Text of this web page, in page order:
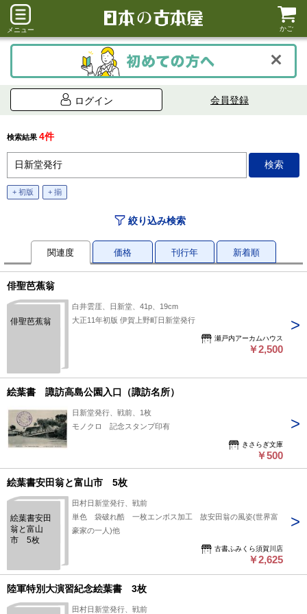
メニュー かご
ログイン 会員登録
検索結果 4件
+ 初版 + 揃
絞り込み検索
関連度 価格 刊行年 新着順
俳聖芭蕉翁
俳聖芭蕉翁
白井雲厓、日新堂、41p、19cm
大正11年初版 伊賀上野町日新堂発行
瀬戸内アーカムハウス
￥2,500
絵葉書 諏訪高島公園入口（諏訪名所）
日新堂発行、戦前、1枚
モノクロ 記念スタンプ印有
きさらぎ文庫
￥500
絵葉書安田翁と富山市 5枚
絵葉書安田
翁と富山
市 5枚
田村日新堂発行、戦前
単色 袋破れ酷 一枚エンボス加工 故安田翁の風姿(世界富
豪家の一人)他
古書ふみくら須賀川店
￥2,625
陸軍特別大演習紀念絵葉書 3枚
田村日新堂発行、戦前